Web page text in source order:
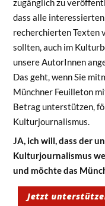
zugänglich zu
dass alle
recherchierten Texten
sollten, auch im
unsere AutorInnen
Das geht, wenn Sie
Münchner Feuilleton
Betrag unterstützen,
Kulturjournalismus.
JA, ich will, dass der
Kulturjournalismus
und möchte das